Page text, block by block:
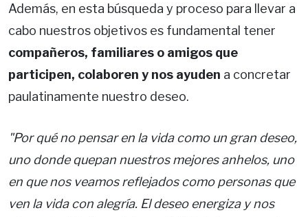
Además, en esta búsqueda y proceso para llevar a
cabo nuestros objetivos es fundamental tener
compañeros, familiares o amigos que
participen, colaboren y nos ayuden a concretar
paulatinamente nuestro deseo.
"Por qué no pensar en la vida como un gran deseo,
uno donde quepan nuestros mejores anhelos, uno
en que nos veamos reflejados como personas que
ven la vida con alegría. El deseo energiza y nos